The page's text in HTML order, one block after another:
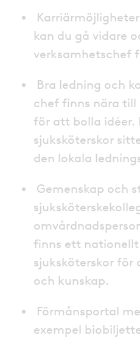
kan du gå vidare
verksamhetschef
Bra ledning och
chef finns nära till
för att bolla idéer.
sjuksköterskor
den lokala
Gemenskap och
finns ett
sjuksköterskor
och kunskap.
Förmånsportal
exempel